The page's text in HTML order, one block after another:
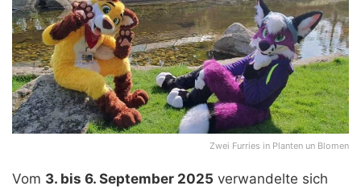
Zwei Furries in Planten un Blomen
Vom 3. bis 6. September 2025 verwandelte sich